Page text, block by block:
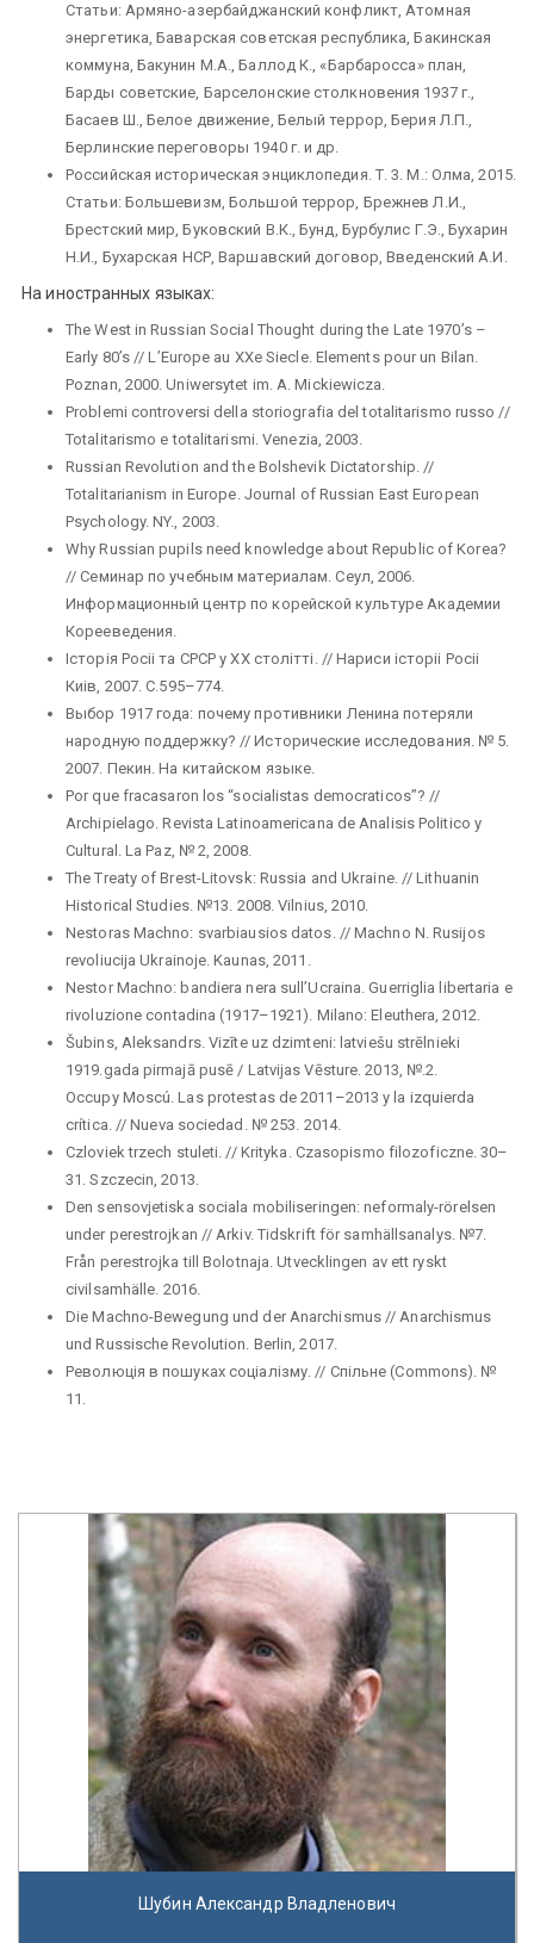
Статьи: Армяно-азербайджанский конфликт, Атомная
энергетика, Баварская советская республика, Бакинская
коммуна, Бакунин М.А., Баллод К., «Барбаросса» план,
Барды советские, Барселонские столкновения 1937 г.,
Басаев Ш., Белое движение, Белый террор, Берия Л.П.,
Берлинские переговоры 1940 г. и др.
Российская историческая энциклопедия. Т. 3. М.: Олма, 2015.
Статьи: Большевизм, Большой террор, Брежнев Л.И.,
Брестский мир, Буковский В.К., Бунд, Бурбулис Г.Э., Бухарин
Н.И., Бухарская НСР, Варшавский договор, Введенский А.И.
На иностранных языках:
The West in Russian Social Thought during the Late 1970’s –
Early 80’s // L’Europe au XXe Siecle. Elements pour un Bilan.
Poznan, 2000. Uniwersytet im. A. Mickiewicza.
Problemi controversi della storiоgrafia del totalitarismo russo //
Totalitarismo e totalitarismi. Venezia, 2003.
Russian Revolution and the Bolshevik Dictatorship. //
Totalitarianism in Europe. Journal of Russian East European
Psychology. NY., 2003.
Why Russian pupils need knowledge about Republic of Korea?
// Семинар по учебным материалам. Сеул, 2006.
Информационный центр по корейской культуре Академии
Корееведения.
Iсторiя Росii та СРСР у XX столiттi. // Нариси iсторii Росii
Киiв, 2007. С.595–774.
Выбор 1917 года: почему противники Ленина потеряли
народную поддержку? // Исторические исследования. № 5.
2007. Пекин. На китайском языке.
Por que fracasaron los “socialistas democraticos”? //
Archipielago. Revista Latinoamericana de Analisis Politico y
Cultural. La Paz, № 2, 2008.
The Treaty of Brest-Litovsk: Russia and Ukraine. // Lithuanin
Historical Studies. №13. 2008. Vilnius, 2010.
Nestoras Machno: svarbiausios datos. // Machno N. Rusijos
revoliucija Ukrainoje. Kaunas, 2011.
Nestor Machno: bandiera nera sull’Ucraina. Guerriglia libertaria e
rivoluzione contadina (1917–1921). Milano: Eleuthera, 2012.
Šubins, Aleksandrs. Vizīte uz dzimteni: latviešu strēlnieki
1919.gada pirmajā pusē / Latvijas Vēsture. 2013, №.2.
Occupy Moscú. Las protestas de 2011–2013 y la izquierda
crítica. // Nueva sociedad. № 253. 2014.
Czloviek trzech stuleti. // Krityka. Czasopismo filozoficzne. 30–
31. Szczecin, 2013.
Den sensovjetiska sociala mobiliseringen: neformaly-rörelsen
under perestrojkan // Arkiv. Tidskrift för samhällsanalys. №7.
Från perestrojka till Bolotnaja. Utvecklingen av ett ryskt
civilsamhälle. 2016.
Die Machno-Bewegung und der Anarchismus // Anarchismus
und Russische Revolution. Berlin, 2017.
Революцiя в пошуках соцiалiзму. // Спiльне (Commons). №
11.
Шубин Александр Владленович